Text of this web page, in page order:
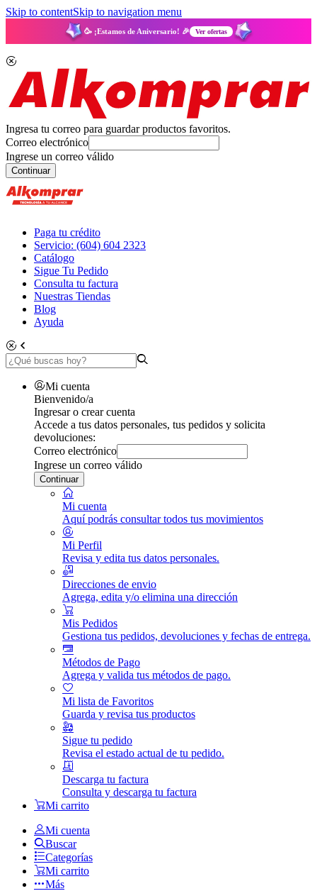
Skip to contentSkip to navigation menu
🥳 ¡Estamos de Aniversario! 🎉 Ver ofertas
Ingresa tu correo para guardar productos favoritos.
Correo electrónico
Ingrese un correo válido
Continuar
Paga tu crédito
Servicio: (604) 604 2323
Catálogo
Sigue Tu Pedido
Consulta tu factura
Nuestras Tiendas
Blog
Ayuda
Mi cuenta
Bienvenido/a
Ingresar o crear cuenta
Accede a tus datos personales, tus pedidos y solicita
devoluciones:
Correo electrónico
Ingrese un correo válido
Continuar
Mi cuenta
Aquí podrás consultar todos tus movimientos
Mi Perfil
Revisa y edita tus datos personales.
Direcciones de envio
Agrega, edita y/o elimina una dirección
Mis Pedidos
Gestiona tus pedidos, devoluciones y fechas de entrega.
Métodos de Pago
Agrega y valida tus métodos de pago.
Mi lista de Favoritos
Guarda y revisa tus productos
Sigue tu pedido
Revisa el estado actual de tu pedido.
Descarga tu factura
Consulta y descarga tu factura
Mi carrito
Mi cuenta
Buscar
Categorías
Mi carrito
Más